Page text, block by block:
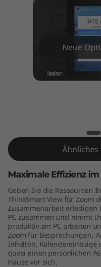
Z
o
o
m
Neue
Maximale Effizienz
Geben Sie die Ressourcen
ThinkSmart View für Zoom
Zusammenarbeit erledigen
PC zusammen und nimmt
produktiv am PC arbeiten
Zoom für Besprechungen,
Inhalten, Kalendereinträge
quasi einen persönlichen
Hause vor sich.